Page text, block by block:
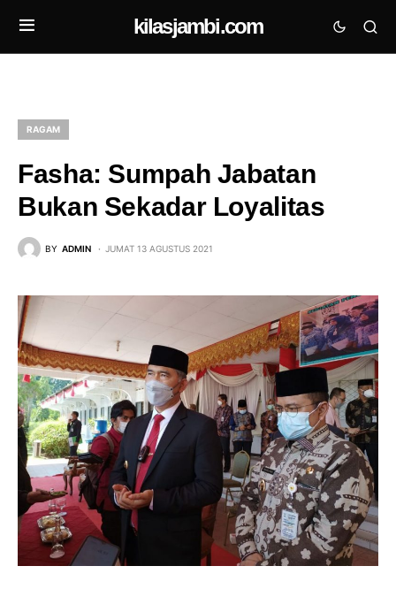
kilasjambi.com
RAGAM
Fasha: Sumpah Jabatan
Bukan Sekadar Loyalitas
BY ADMIN JUMAT 13 AGUSTUS 2021